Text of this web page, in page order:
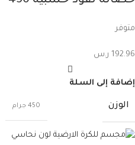
متوفر
192.96 ر.س
إضافة إلى السلة
الوزن 450 جرام